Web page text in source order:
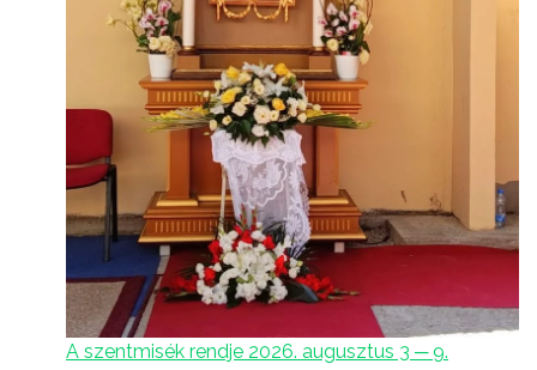
A szentmisék rendje 2026. augusztus 3 ─ 9.